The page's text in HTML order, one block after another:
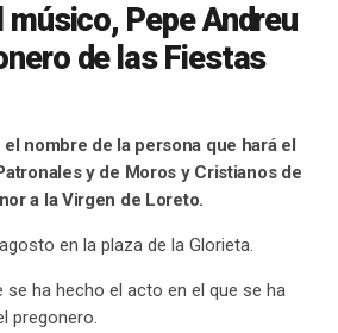
músico, Pepe Andreu
de las Fiestas
nombre de la persona que hará el
y de Moros y Cristianos de
a la Virgen de Loreto.
en la plaza de la Glorieta.
se ha hecho el acto en el que se ha
pregonero.